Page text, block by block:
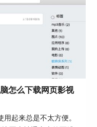
界面
怎么下载网页影视
用起来总是不太方便。